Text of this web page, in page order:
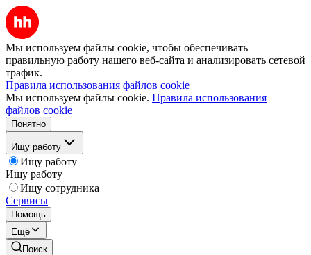
Мы используем файлы cookie, чтобы обеспечивать
правильную работу нашего веб-сайта и анализировать сетевой
трафик.
Правила использования файлов cookie
Мы используем файлы cookie. Правила использования
файлов cookie
Понятно
Ищу работу
Ищу работу
Ищу работу
Ищу сотрудника
Сервисы
Помощь
Ещё
Поиск